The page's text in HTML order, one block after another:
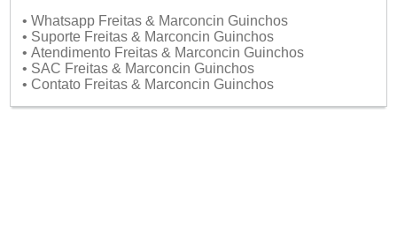
• Whatsapp Freitas & Marconcin Guinchos
• Suporte Freitas & Marconcin Guinchos
• Atendimento Freitas & Marconcin Guinchos
• SAC Freitas & Marconcin Guinchos
• Contato Freitas & Marconcin Guinchos